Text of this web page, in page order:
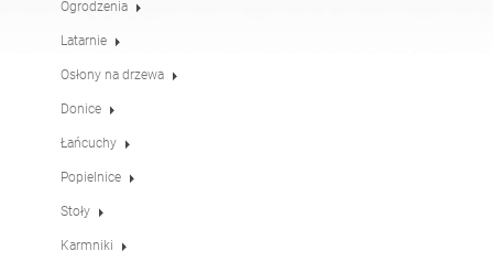
Stoły
Pergole
Osłony na drzewa
francuski
Ogrodzenia
Latarnie
Osłony na drzewa
Donice
Łańcuchy
Popielnice
Stoły
Karmniki